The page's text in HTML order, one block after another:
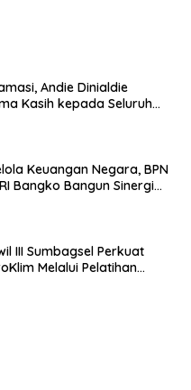
Andie Dinialdie
Kasih kepada Seluruh
Keuangan Negara, BPN
Bangko Bangun Sinergi
III Sumbagsel Perkuat
Melalui Pelatihan